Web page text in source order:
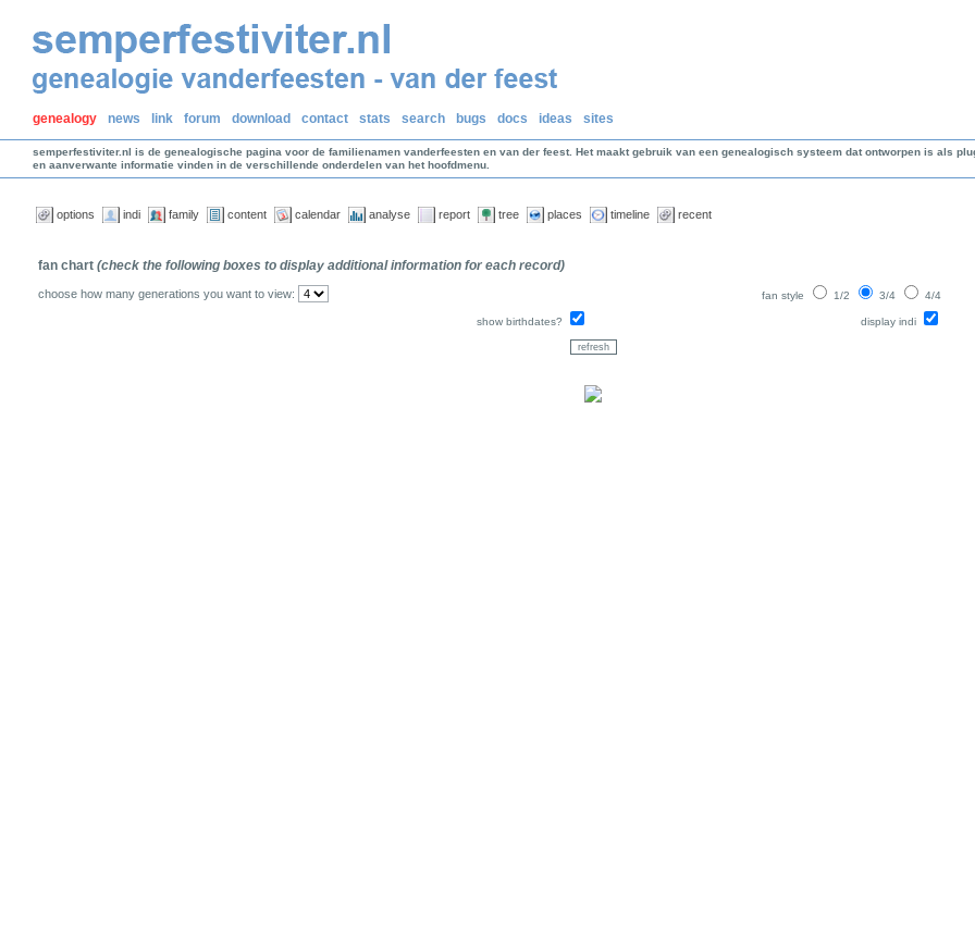
genealogy news link forum download contact stats search bugs docs ideas sites
semperfestiviter.nl is de genealogische pagina voor de familienamen vanderfeesten en van der feest. Het maakt gebruik van een genealogisch systeem dat ontworpen is als
en aanverwante informatie vinden in de verschillende onderdelen van het hoofdmenu.
options indi family content calendar analyse report tree places timeline recent
fan chart (check the following boxes to display additional information for each record)
choose how many generations you want to view: fan style 1/2 3/4 4/4
show birthdates? display indi